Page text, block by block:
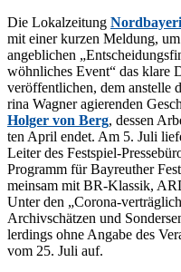
Die Lo­kal­zei­tung
mit ei­ner kur­zen Mel­dung,
an­geb­li­chen
wöhn­li­ches Event“ das kla­re
ver­öf­fent­li­chen, dem an­stel­le
ri­na Wag­ner agie­ren­den
Hol­ger von Berg, des­sen
ten April en­det. Am 5. Juli
Lei­ter des Fest­spiel-
Pro­gramm für Bay­reu­ther
mein­sam mit BR-Klas­sik,
Un­ter den „Co­ro­na-
Ar­chiv­schät­zen und
ler­dings ohne An­ga­be des
vom 25. Juli auf.